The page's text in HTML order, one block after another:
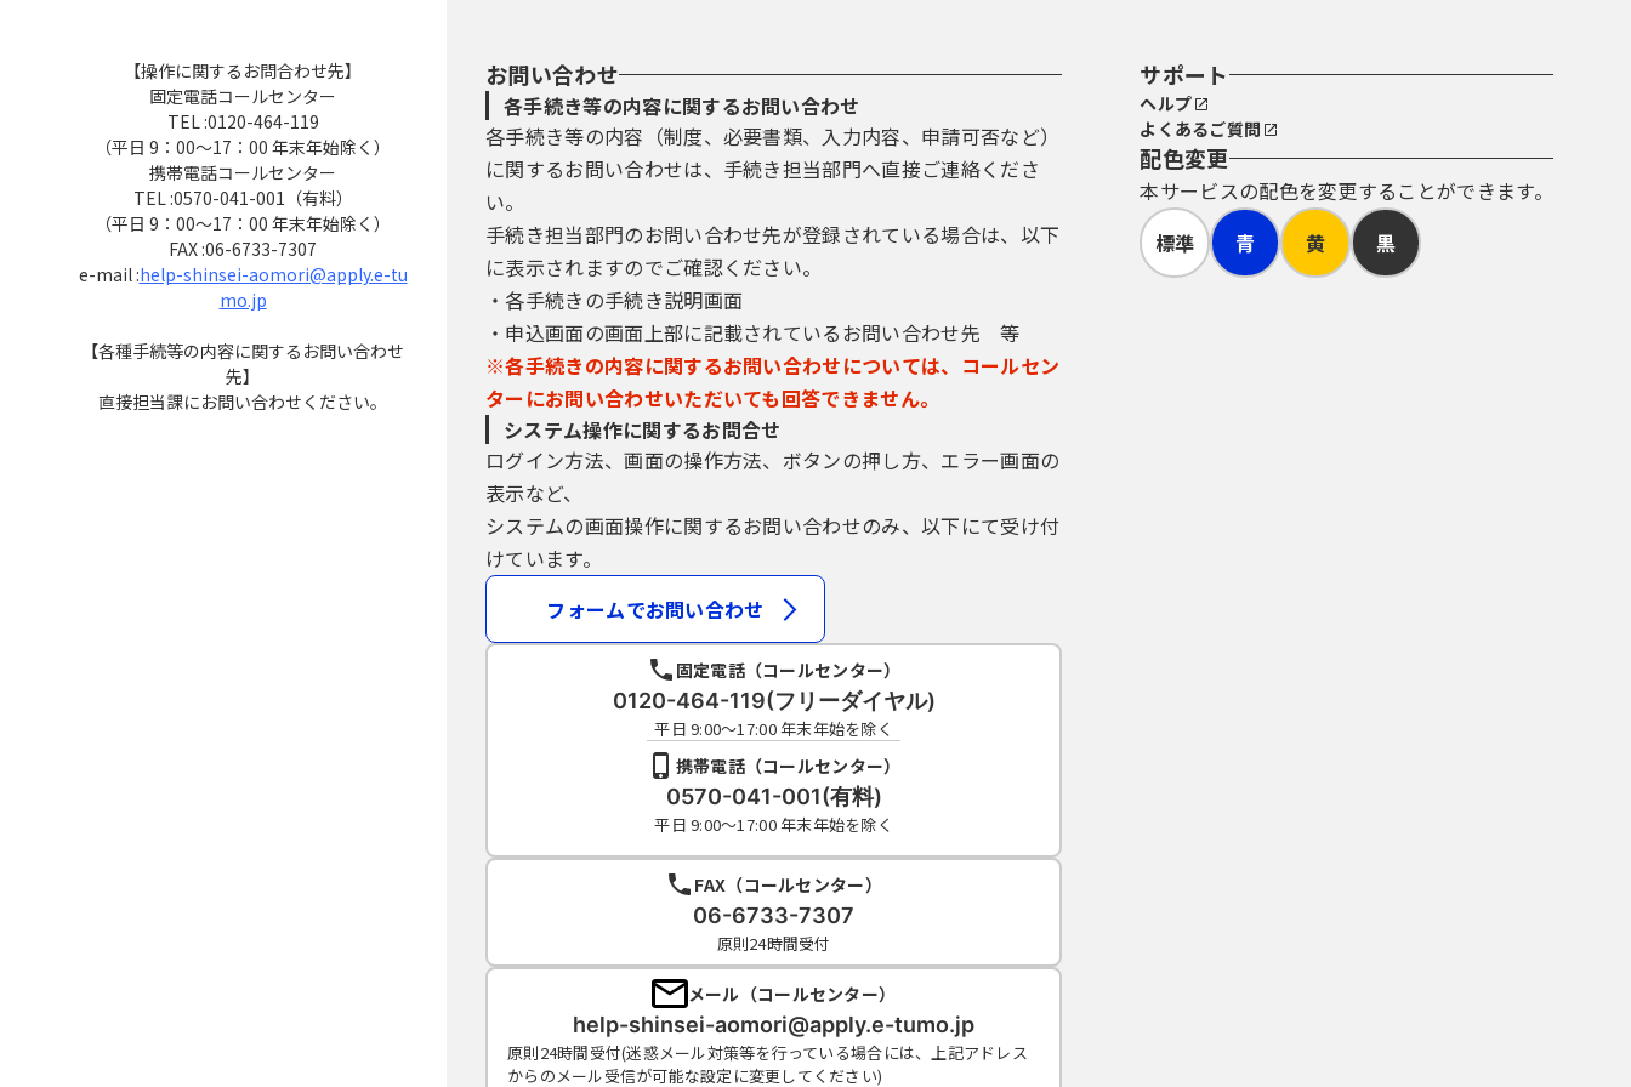
【操作に関するお問合わせ先】
固定電話コールセンター
TEL :0120-464-119
（平日 9：00～17：00 年末年始除く）
携帯電話コールセンター
TEL :0570-041-001（有料）
（平日 9：00～17：00 年末年始除く）
FAX :06-6733-7307
e-mail :help-shinsei-aomori@apply.e-tu
mo.jp
【各種手続等の内容に関するお問い合わせ
先】
直接担当課にお問い合わせください。
お問い合わせ
各手続き等の内容に関するお問い合わせ
各手続き等の内容（制度、必要書類、入力内容、申請可否など）
に関するお問い合わせは、手続き担当部門へ直接ご連絡くださ
い。
手続き担当部門のお問い合わせ先が登録されている場合は、以下
に表示されますのでご確認ください。
・各手続きの手続き説明画面
・申込画面の画面上部に記載されているお問い合わせ先 等
※各手続きの内容に関するお問い合わせについては、コールセン
ターにお問い合わせいただいても回答できません。
システム操作に関するお問合せ
ログイン方法、画面の操作方法、ボタンの押し方、エラー画面の
表示など、
システムの画面操作に関するお問い合わせのみ、以下にて受け付
けています。
フォームでお問い合わせ
固定電話（コールセンター）
0120-464-119(フリーダイヤル)
平日 9:00～17:00 年末年始を除く
携帯電話（コールセンター）
0570-041-001(有料)
平日 9:00～17:00 年末年始を除く
FAX（コールセンター）
06-6733-7307
原則24時間受付
メール（コールセンター）
help-shinsei-aomori@apply.e-tumo.jp
原則24時間受付(迷惑メール対策等を行っている場合には、上記アドレス
からのメール受信が可能な設定に変更してください)
サポート
ヘルプ
よくあるご質問
配色変更
本サービスの配色を変更することができます。
標準
青 黄 黒